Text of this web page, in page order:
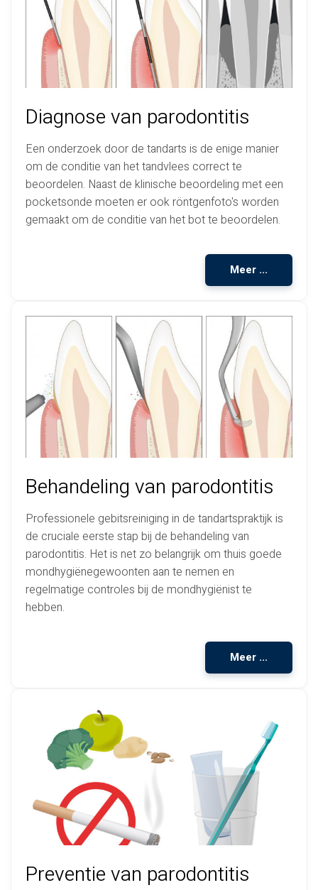
Diagnose van parodontitis
Een onderzoek door de tandarts is de enige manier
om de conditie van het tandvlees correct te
beoordelen. Naast de klinische beoordeling met een
pocketsonde moeten er ook röntgenfoto's worden
gemaakt om de conditie van het bot te beoordelen.
Meer ...
Behandeling van parodontitis
Professionele gebitsreiniging in de tandartspraktijk is
de cruciale eerste stap bij de behandeling van
parodontitis. Het is net zo belangrijk om thuis goede
mondhygiënegewoonten aan te nemen en
regelmatige controles bij de mondhygiënist te
hebben.
Meer ...
Preventie van parodontitis